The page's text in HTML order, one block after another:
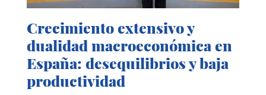
Crecimiento extensivo y
dualidad macroeconómica en
España: desequilibrios y baja
productividad